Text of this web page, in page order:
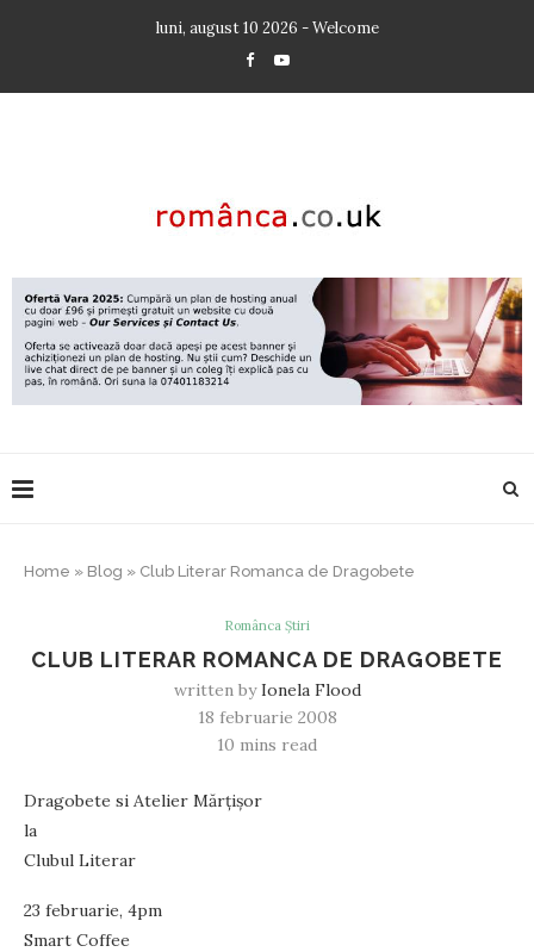
luni, august 10 2026 - Welcome
Home » Blog » Club Literar Romanca de Dragobete
Românca Știri
CLUB LITERAR ROMANCA DE DRAGOBETE
written byIonela Flood
18 februarie 2008
10 mins read
Dragobete si Atelier Mărţişor
la
Clubul Literar
23 februarie, 4pm
Smart Coffee